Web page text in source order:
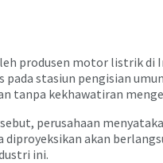
produsen motor listrik di
stasiun pengisian
tanpa kekhawatiran
perusahaan
akan
ini.